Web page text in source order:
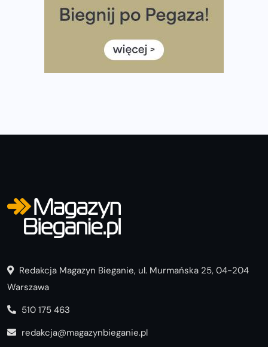
Ile razy w tygodniu biegać? 3 treningi wystarczą? Jak
często biegać, żeby robić postępy
Już w ten weekend! Przed nami Nocny Portowy Maraton
i Półmaraton Szczeciński. Wszystko, co warto wiedzieć
Redakcja Magazyn Bieganie, ul. Murmańska 25, 04-204
Warszawa
510 175 463
redakcja@magazynbieganie.pl